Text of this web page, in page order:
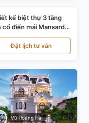
kế biệt thự 3 tầng
cổ điển mái Mansard
Hóa KT23104
Đặt lịch tư vấn
Vũ Hoàng Hải